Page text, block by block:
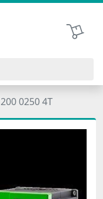
Shopping
0250 4T